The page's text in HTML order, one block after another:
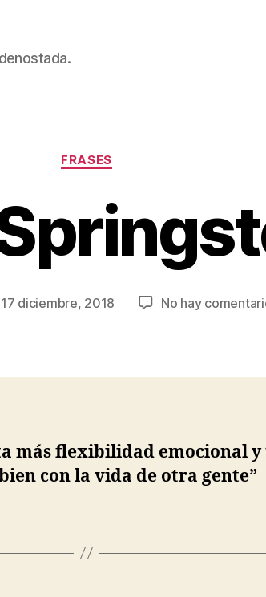
Categorías
FRASES
17 diciembre, 2018 No hay
más flexibilidad emocional y
con la vida de otra gente”